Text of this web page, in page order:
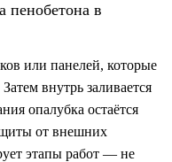
пенобетона в
или панелей, которые
внутрь заливается
опалубка остаётся
от внешних
этапы работ — не